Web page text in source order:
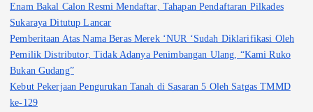
Enam Bakal Calon Resmi Mendaftar, Tahapan Pendaftaran Pilkades
Sukaraya Ditutup Lancar
Pemberitaan Atas Nama Beras Merek ‘NUR ‘Sudah Diklarifikasi Oleh
Pemilik Distributor, Tidak Adanya Penimbangan Ulang, “Kami Ruko
Bukan Gudang”
Kebut Pekerjaan Pengurukan Tanah di Sasaran 5 Oleh Satgas TMMD
ke-129